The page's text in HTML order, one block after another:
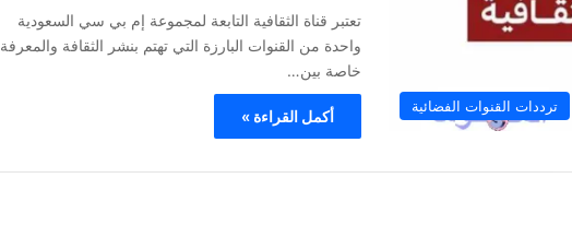
ترددات القنوات الفضائية
تعتبر قناة الثقافية التابعة لمجموعة إم بي سي السعودية
واحدة من القنوات البارزة التي تهتم بنشر الثقافة والمعرفة
خاصة بين…
أكمل القراءة »